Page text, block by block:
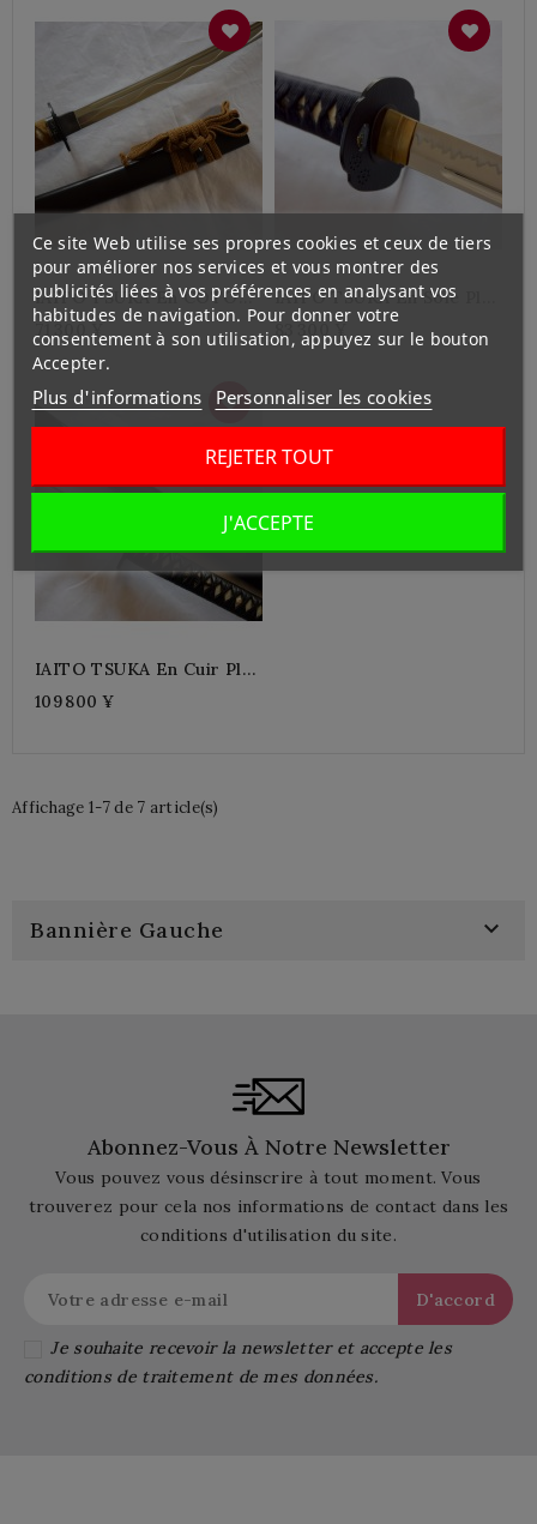
IAITO TSUKA En COTON
Plus 2.5
71 300 ¥
IAITO TSUKA En Soie Plus
2.5
IAITO TSUKA En Cuir Plus
2.5
109 800 ¥
Affichage 1-7 de 7 article(s)
Bannière Gauche 
Abonnez-Vous À Notre Newsletter
Vous pouvez vous désinscrire à tout moment. Vous
trouverez pour cela nos informations de contact dans les
conditions d'utilisation du site.
Je souhaite recevoir la newsletter et accepte les
conditions de traitement de mes données.
Ce site Web utilise ses propres cookies et ceux de tiers
pour améliorer nos services et vous montrer des
publicités liées à vos préférences en analysant vos
habitudes de navigation. Pour donner votre
consentement à son utilisation, appuyez sur le bouton
Accepter.
Plus d'informations Personnaliser les cookies
REJETER TOUT
J'ACCEPTE